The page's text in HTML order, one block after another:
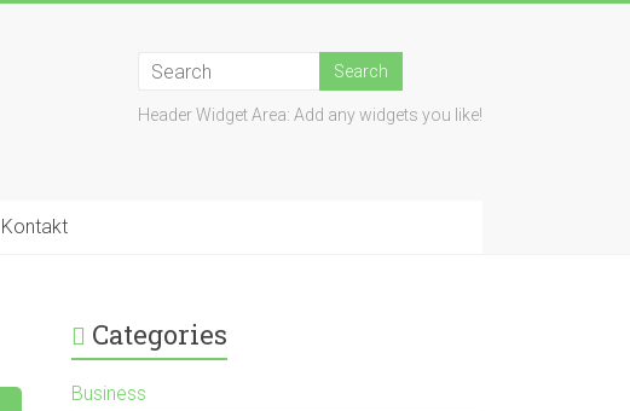
Header Widget Area: Add any widgets you like!
Kontakt
Categories
Business